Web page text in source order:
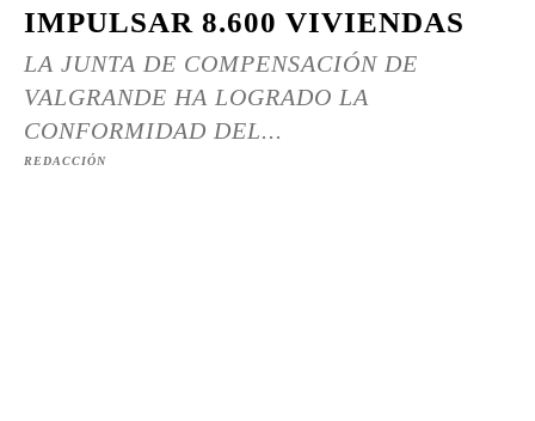
IMPULSAR 8.600 VIVIENDAS
LA JUNTA DE COMPENSACIÓN DE
VALGRANDE HA LOGRADO LA
CONFORMIDAD DEL...
REDACCIÓN